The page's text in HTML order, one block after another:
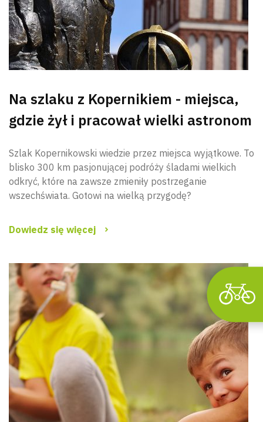
Na szlaku z Kopernikiem - miejsca,
gdzie żył i pracował wielki astronom
Szlak Kopernikowski wiedzie przez miejsca wyjątkowe. To
blisko 300 km pasjonującej podróży śladami wielkich
odkryć, które na zawsze zmieniły postrzeganie
wszechświata. Gotowi na wielką przygodę?
Dowiedz się więcej